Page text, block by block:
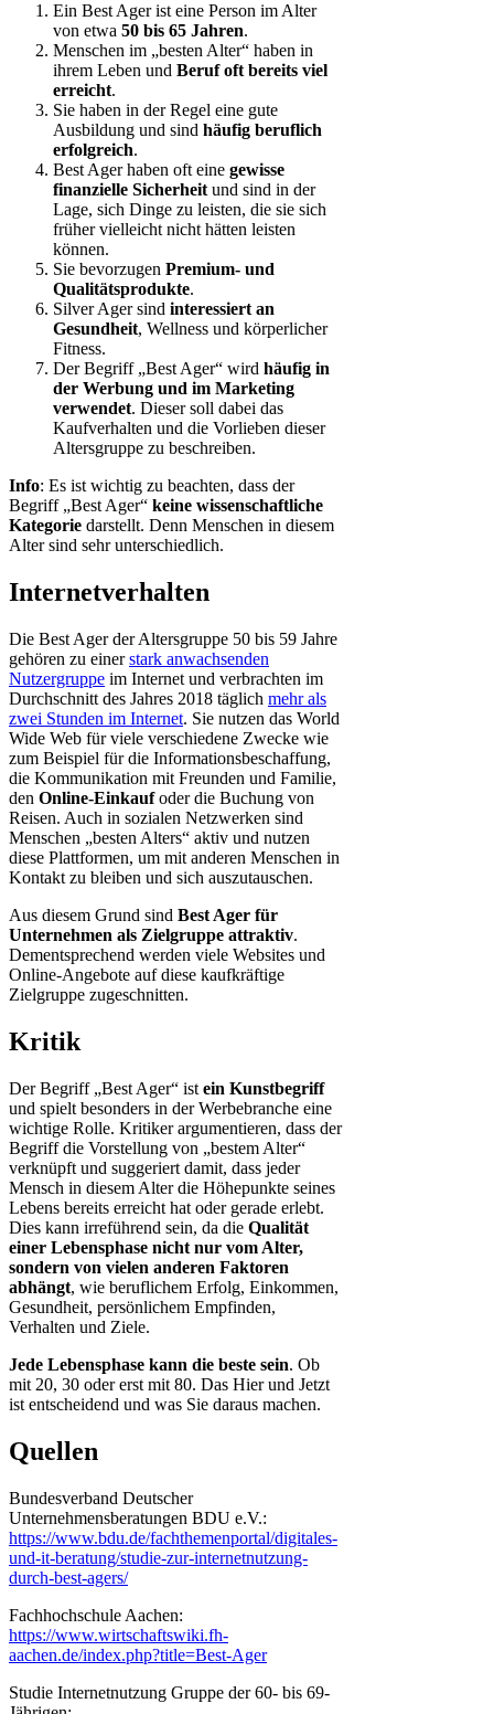
Ein Best Ager ist eine Person im Alter
von etwa 50 bis 65 Jahren.
Menschen im „besten Alter“ haben in
ihrem Leben und Beruf oft bereits viel
erreicht.
Sie haben in der Regel eine gute
Ausbildung und sind häufig beruflich
erfolgreich.
Best Ager haben oft eine gewisse
finanzielle Sicherheit und sind in der
Lage, sich Dinge zu leisten, die sie sich
früher vielleicht nicht hätten leisten
können.
Sie bevorzugen Premium- und
Qualitätsprodukte.
Silver Ager sind interessiert an
Gesundheit, Wellness und körperlicher
Fitness.
Der Begriff „Best Ager“ wird häufig in
der Werbung und im Marketing
verwendet. Dieser soll dabei das
Kaufverhalten und die Vorlieben dieser
Altersgruppe zu beschreiben.
Info: Es ist wichtig zu beachten, dass der
Begriff „Best Ager“ keine wissenschaftliche
Kategorie darstellt. Denn Menschen in diesem
Alter sind sehr unterschiedlich.
Internetverhalten
Die Best Ager der Altersgruppe 50 bis 59 Jahre
gehören zu einerstark anwachsenden
Nutzergruppe im Internet und verbrachten im
Durchschnitt des Jahres 2018 täglich mehr als
zwei Stunden im Internet. Sie nutzen das World
Wide Web für viele verschiedene Zwecke wie
zum Beispiel für die Informationsbeschaffung,
die Kommunikation mit Freunden und Familie,
den Online-Einkaufoder die Buchung von
Reisen. Auch in sozialen Netzwerken sind
Menschen „besten Alters“ aktiv und nutzen
diese Plattformen, um mit anderen Menschen in
Kontakt zu bleiben und sich auszutauschen.
Aus diesem Grund sind Best Ager für
Unternehmen als Zielgruppe attraktiv.
Dementsprechend werden viele Websites und
Online-Angebote auf diese kaufkräftige
Zielgruppe zugeschnitten.
Kritik
Der Begriff „Best Ager“ ist ein Kunstbegriff
und spielt besonders in der Werbebranche eine
wichtige Rolle. Kritiker argumentieren, dass der
Begriff die Vorstellung von „bestem Alter“
verknüpft und suggeriert damit, dass jeder
Mensch in diesem Alter die Höhepunkte seines
Lebens bereits erreicht hat oder gerade erlebt.
Dies kann irreführend sein, da die Qualität
einer Lebensphase nicht nur vom Alter,
sondern von vielen anderen Faktoren
abhängt, wie beruflichem Erfolg, Einkommen,
Gesundheit, persönlichem Empfinden,
Verhalten und Ziele.
Jede Lebensphase kann die beste sein. Ob
mit 20, 30 oder erst mit 80. Das Hier und Jetzt
ist entscheidend und was Sie daraus machen.
Quellen
Bundesverband Deutscher
Unternehmensberatungen BDU e.V.:
https://www.bdu.de/fachthemenportal/digitales-
und-it-beratung/studie-zur-internetnutzung-
durch-best-agers/
Fachhochschule Aachen:
https://www.wirtschaftswiki.fh-
aachen.de/index.php?title=Best-Ager
Studie Internetnutzung Gruppe der 60- bis 69-